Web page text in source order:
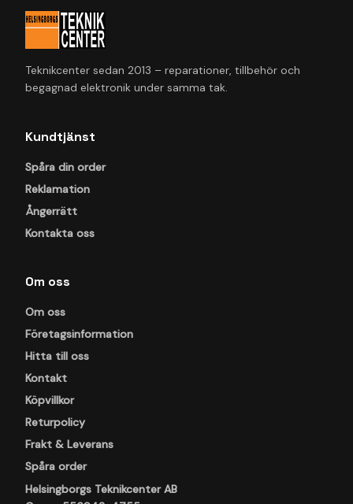
Teknikcenter sedan 2013 – reparationer, tillbehör och
begagnad elektronik under samma tak.
Kundtjänst
Spåra din order
Reklamation
Ångerrätt
Kontakta oss
Om oss
Om oss
Företagsinformation
Hitta till oss
Kontakt
Köpvillkor
Returpolicy
Frakt & Leverans
Spåra order
Helsingborgs Teknikcenter AB